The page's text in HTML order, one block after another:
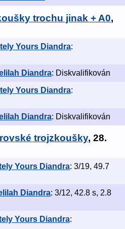
trochu jinak + A0,
Yours Diandra:
Diandra: Diskvalifikován
Yours Diandra:
Diandra: Diskvalifikován
trojzkoušky, 28.
Yours Diandra: 3/19, 49.7
Diandra: 3/12, 42.8 s, 2.8
Yours Diandra: